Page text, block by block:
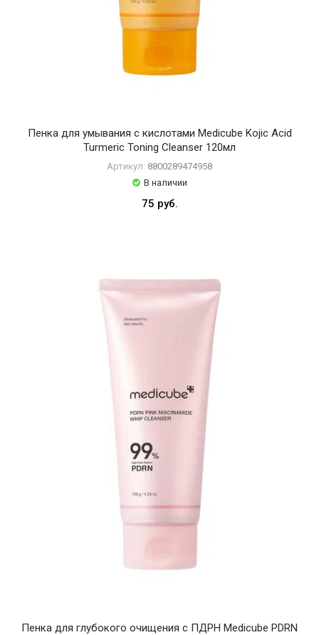
Пенка для умывания с кислотами Medicube Kojic Acid
Turmeric Toning Cleanser 120мл
Артикул: 8800289474958
В наличии
75 руб.
Пенка для глубокого очищения с ПДРН Medicube PDRN